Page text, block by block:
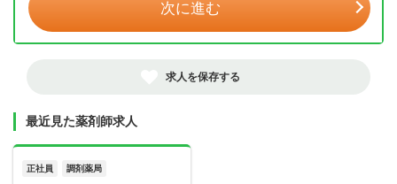
次に進む
求人を保存する
最近見た薬剤師求人
正社員 調剤薬局